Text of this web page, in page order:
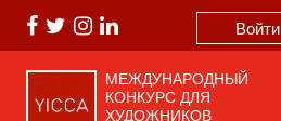
Войти
МЕЖДУНАРОДНЫЙ
КОНКУРС ДЛЯ
ХУДОЖНИКОВ